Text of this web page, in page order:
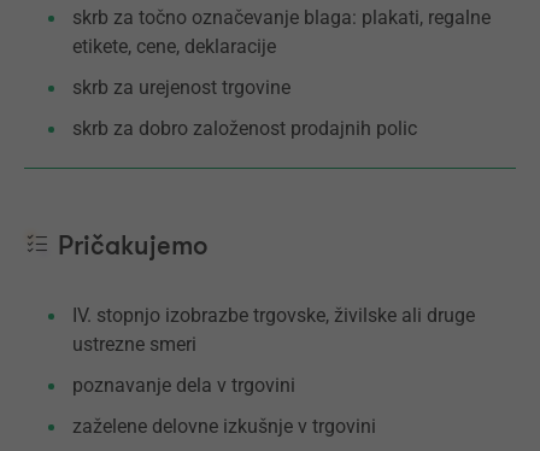
skrb za točno označevanje blaga: plakati, regalne
etikete, cene, deklaracije
skrb za urejenost trgovine
skrb za dobro založenost prodajnih polic
Pričakujemo
IV. stopnjo izobrazbe trgovske, živilske ali druge
ustrezne smeri
poznavanje dela v trgovini
zaželene delovne izkušnje v trgovini